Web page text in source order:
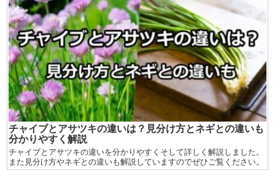
チャイブとアサツキの違いは？見分け方とネギとの違いも
分かりやすく解説
チャイブとアサツキの違いを分かりやすくそして詳しく解説しました。
また見分け方やネギとの違いも解説していますのでぜひご覧ください。